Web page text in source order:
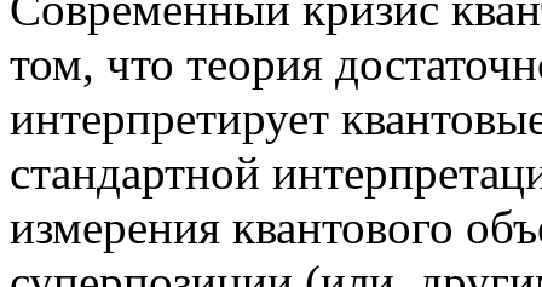
том, что теория
интерпретирует
стандартной
измерения квантового